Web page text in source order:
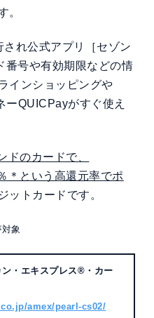
。
れ公式アプリ［セゾン
番号や有効期限などの情
インショッピングや
QUICPayがすぐ使え
ドのカードで、
＊という高還元率でポ
ットカードです。
象
ン・エキスプレス®・カー
amex/pearl-cs02/